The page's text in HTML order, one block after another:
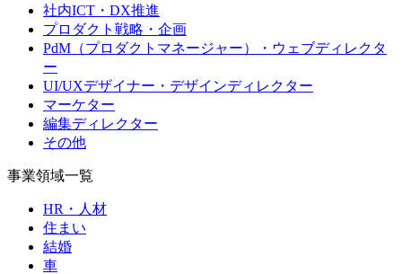
社内ICT・DX推進
プロダクト戦略・企画
PdM（プロダクトマネージャー）・ウェブディレクタ
ー
UI/UXデザイナー・デザインディレクター
マーケター
編集ディレクター
その他
事業領域一覧
HR・人材
住まい
結婚
車